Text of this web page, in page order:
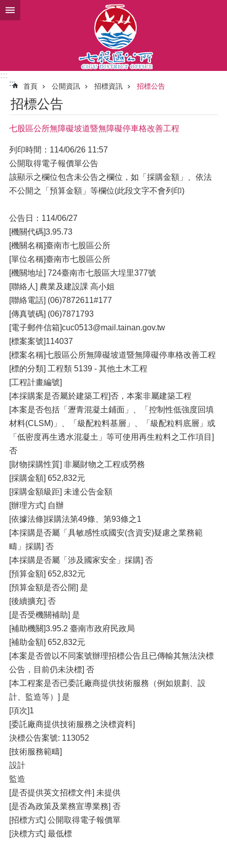
跳到主要內容區塊
:::
:::
首頁 公開資訊 招標資訊 招標公告
招標公告
七股區公所無障礙坡道暨無障礙停車格改善工程
列印時間：114/06/26 11:57
公開取得電子報價單公告
該顯示之欄位包含未公告之欄位，如「採購金額」、依法
不公開之「預算金額」等欄位(此段文字不會列印)
公告日：114/06/27
[機關代碼]3.95.73
[機關名稱]臺南市七股區公所
[單位名稱]臺南市七股區公所
[機關地址] 724臺南市七股區大埕里377號
[聯絡人] 農業及建設課 高小姐
[聯絡電話] (06)7872611#177
[傳真號碼] (06)7871793
[電子郵件信箱]cuc0513@mail.tainan.gov.tw
[標案案號]114037
[標案名稱]七股區公所無障礙坡道暨無障礙停車格改善工程
[標的分類] 工程類 5139 - 其他土木工程
[工程計畫編號]
[本採購案是否屬於建築工程]否，本案非屬建築工程
[本案是否包括「瀝青混凝土鋪面」、「控制性低強度回填
材料(CLSM)」、「級配粒料基層」、「級配粒料底層」或
「低密度再生透水混凝土」等可使用再生粒料之工作項目]
否
[財物採購性質] 非屬財物之工程或勞務
[採購金額] 652,832元
[採購金額級距] 未達公告金額
[辦理方式] 自辦
[依據法條]採購法第49條、第93條之1
[本採購是否屬「具敏感性或國安(含資安)疑慮之業務範
疇」採購] 否
[本採購是否屬「涉及國家安全」採購] 否
[預算金額] 652,832元
[預算金額是否公開] 是
[後續擴充] 否
[是否受機關補助] 是
[補助機關]3.95.2 臺南市政府民政局
[補助金額] 652,832元
[本案是否曾以不同案號辦理招標公告且已傳輸其無法決標
公告，目前仍未決標] 否
[本工程案是否已委託廠商提供技術服務（例如規劃、設
計、監造等）] 是
[項次]1
[委託廠商提供技術服務之決標資料]
決標公告案號: 113052
[技術服務範疇]
設計
監造
[是否提供英文招標文件] 未提供
[是否為政策及業務宣導業務] 否
[招標方式] 公開取得電子報價單
[決標方式] 最低標